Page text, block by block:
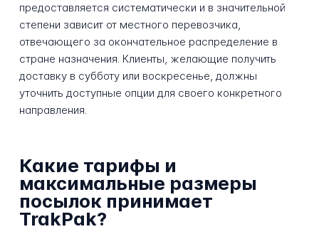
предоставляется систематически и в значительной
степени зависит от местного перевозчика,
отвечающего за окончательное распределение в
стране назначения. Клиенты, желающие получить
доставку в субботу или воскресенье, должны
уточнить доступные опции для своего конкретного
направления.
Какие тарифы и
максимальные размеры
посылок принимает
TrakPak?